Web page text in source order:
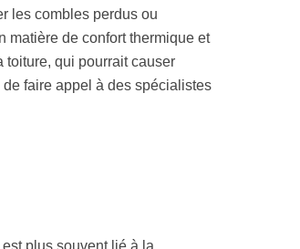
les combles perdus ou
matière de confort thermique et
toiture, qui pourrait causer
faire appel à des spécialistes
plus souvent lié à la